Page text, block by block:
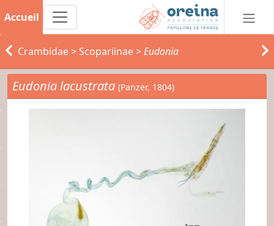
Accueil
Crambidae>Scopariinae>Eudonia
Eudonia lacustrata (Panzer, 1804)